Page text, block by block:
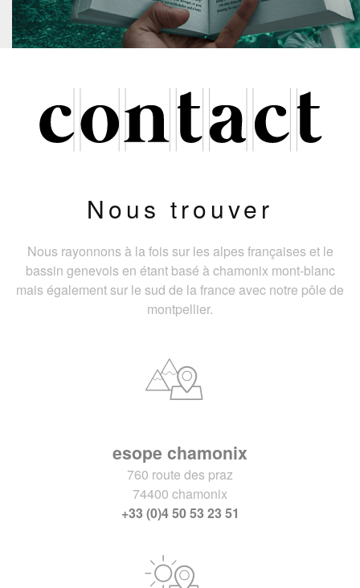
Nous trouver
Nous rayonnons à la fois sur les alpes françaises et le
bassin genevois en étant basé à chamonix mont-blanc
mais également sur le sud de la france avec notre pôle de
montpellier.
esope chamonix
760 route des praz
74400 chamonix
+33 (0)4 50 53 23 51